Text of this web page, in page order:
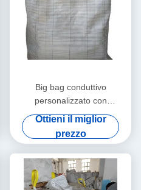
Big bag conduttivo
personalizzato con
eccellente resistenza ai raggi
UV e resistenza alla
corrosione
Ottieni il miglior
prezzo